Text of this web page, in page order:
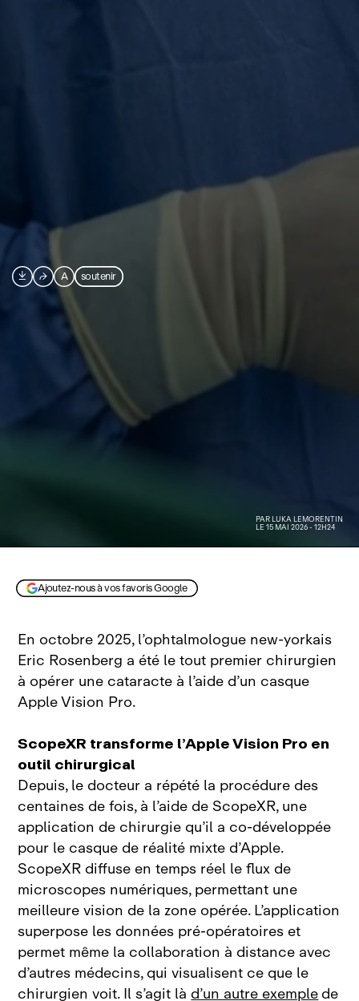
PAR LUKA LEMORENTIN
LE 15 MAI 2026 - 12H24
 ⮫ A soutenir
Ajoutez-nous à vos favoris Google
En octobre 2025, l’ophtalmologue new‑yorkais
Eric Rosenberg a été le tout premier chirurgien
à opérer une cataracte à l’aide d’un casque
Apple Vision Pro.
ScopeXR transforme l’Apple Vision Pro en
outil chirurgical
Depuis, le docteur a répété la procédure des
centaines de fois, à l’aide de ScopeXR, une
application de chirurgie qu’il a co‑développée
pour le casque de réalité mixte d’Apple.
ScopeXR diffuse en temps réel le flux de
microscopes numériques, permettant une
meilleure vision de la zone opérée. L’application
superpose les données pré‑opératoires et
permet même la collaboration à distance avec
d’autres médecins, qui visualisent ce que le
chirurgien voit. Il s’agit làd’un autre exemplede